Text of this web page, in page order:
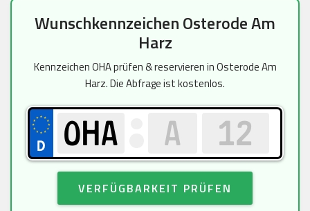
Wunschkennzeichen Osterode Am
Harz
Kennzeichen OHA prüfen & reservieren in Osterode Am
Harz. Die Abfrage ist kostenlos.
VERFÜGBARKEIT PRÜFEN